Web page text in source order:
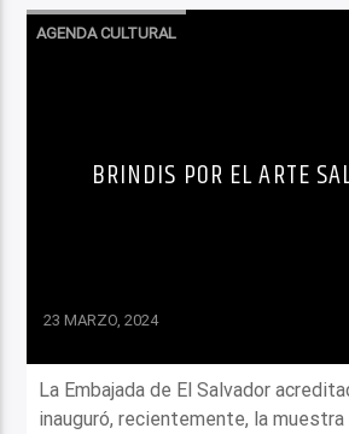
AGENDA CULTURAL
BRINDIS POR EL ARTE
23 MARZO, 2024
La Embajada de El Salvador
inauguró, recientemente, la muestra